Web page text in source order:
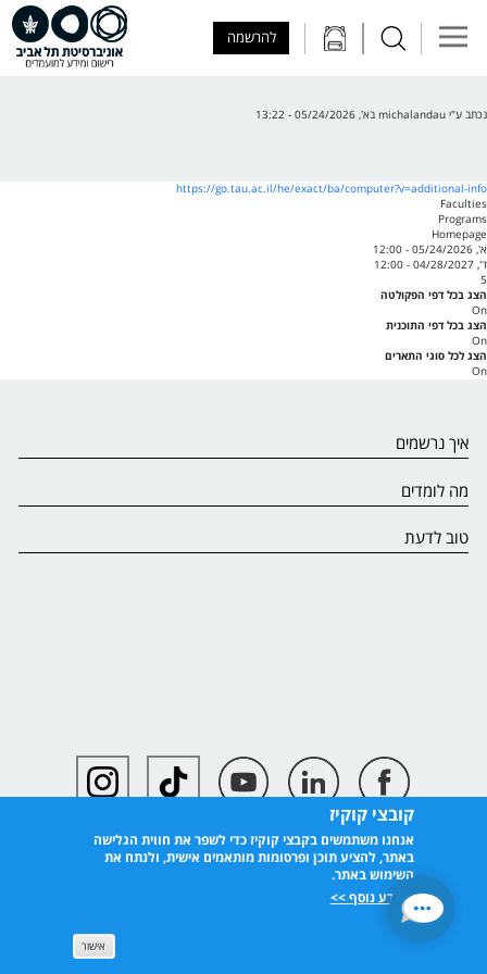
קובצי קוקיז
אנחנו משתמשים בקבצי קוקיז כדי לשפר את חווית הגלישה
באתר, להציע תוכן ופרסומות מותאמים אישית, ולנתח את
השימוש באתר.
למידע נוסף >>
אישור
להרשמה
נכתב ע"י michalandau בא', 05/24/2026 - 13:22
https://go.tau.ac.il/he/exact/ba/computer?v=additional-info
Faculties
Programs
Homepage
א', 05/24/2026 - 12:00
ד', 04/28/2027 - 12:00
5
הצג בכל דפי הפקולטה
On
הצג בכל דפי התוכנית
On
הצג לכל סוגי התארים
On
איך נרשמים
מה לומדים
טוב לדעת